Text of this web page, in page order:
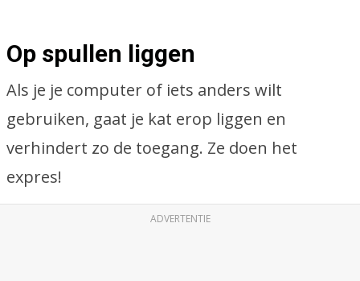
Op spullen liggen
Als je je computer of iets anders wilt
gebruiken, gaat je kat erop liggen en
verhindert zo de toegang. Ze doen het
expres!
ADVERTENTIE